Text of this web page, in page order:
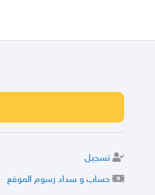
تسجيل
حساب و سداد رسوم الموقع